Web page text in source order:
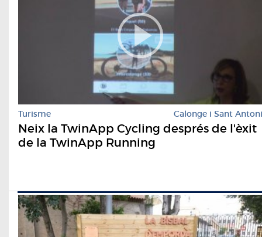
Turisme Calonge i Sant Antoni
Neix la TwinApp Cycling després de l'èxit
de la TwinApp Running